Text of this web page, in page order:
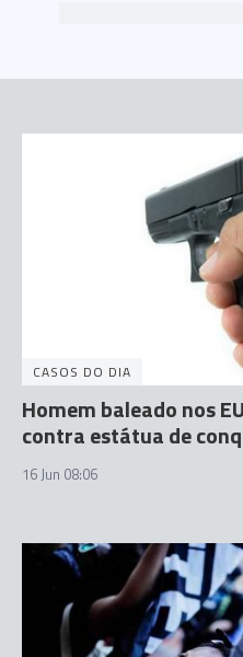
CASOS DO DIA
Homem baleado nos
contra estátua de
16 Jun 08:06